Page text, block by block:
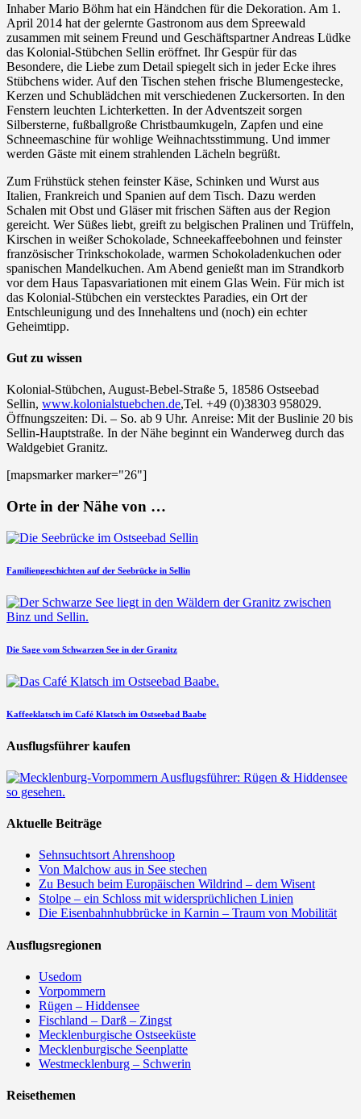
Inhaber Mario Böhm hat ein Händchen für die Dekoration. Am 1.
April 2014 hat der gelernte Gastronom aus dem Spreewald
zusammen mit seinem Freund und Geschäftspartner Andreas Lüdke
das Kolonial-Stübchen Sellin eröffnet. Ihr Gespür für das
Besondere, die Liebe zum Detail spiegelt sich in jeder Ecke ihres
Stübchens wider. Auf den Tischen stehen frische Blumengestecke,
Kerzen und Schublädchen mit verschiedenen Zuckersorten. In den
Fenstern leuchten Lichterketten. In der Adventszeit sorgen
Silbersterne, fußballgroße Christbaumkugeln, Zapfen und eine
Schneemaschine für wohlige Weihnachtsstimmung. Und immer
werden Gäste mit einem strahlenden Lächeln begrüßt.
Zum Frühstück stehen feinster Käse, Schinken und Wurst aus
Italien, Frankreich und Spanien auf dem Tisch. Dazu werden
Schalen mit Obst und Gläser mit frischen Säften aus der Region
gereicht. Wer Süßes liebt, greift zu belgischen Pralinen und Trüffeln,
Kirschen in weißer Schokolade, Schneekaffeebohnen und feinster
französischer Trinkschokolade, warmen Schokoladenkuchen oder
spanischen Mandelkuchen. Am Abend genießt man im Strandkorb
vor dem Haus Tapasvariationen mit einem Glas Wein. Für mich ist
das Kolonial-Stübchen ein verstecktes Paradies, ein Ort der
Entschleunigung und des Innehaltens und (noch) ein echter
Geheimtipp.
Gut zu wissen
Kolonial-Stübchen, August-Bebel-Straße 5, 18586 Ostseebad
Sellin, www.kolonialstuebchen.de,Tel. +49 (0)38303 958029.
Öffnungszeiten: Di. – So. ab 9 Uhr. Anreise: Mit der Buslinie 20 bis
Sellin-Hauptstraße. In der Nähe beginnt ein Wanderweg durch das
Waldgebiet Granitz.
[mapsmarker marker="26"]
Orte in der Nähe von …
Familiengeschichten auf der Seebrücke in Sellin
Die Sage vom Schwarzen See in der Granitz
Kaffeeklatsch im Café Klatsch im Ostseebad Baabe
Ausflugsführer kaufen
Aktuelle Beiträge
Sehnsuchtsort Ahrenshoop
Von Malchow aus in See stechen
Zu Besuch beim Europäischen Wildrind – dem Wisent
Stolpe – ein Schloss mit widersprüchlichen Linien
Die Eisenbahnhubbrücke in Karnin – Traum von Mobilität
Ausflugsregionen
Usedom
Vorpommern
Rügen – Hiddensee
Fischland – Darß – Zingst
Mecklenburgische Ostseeküste
Mecklenburgische Seenplatte
Westmecklenburg – Schwerin
Reisethemen